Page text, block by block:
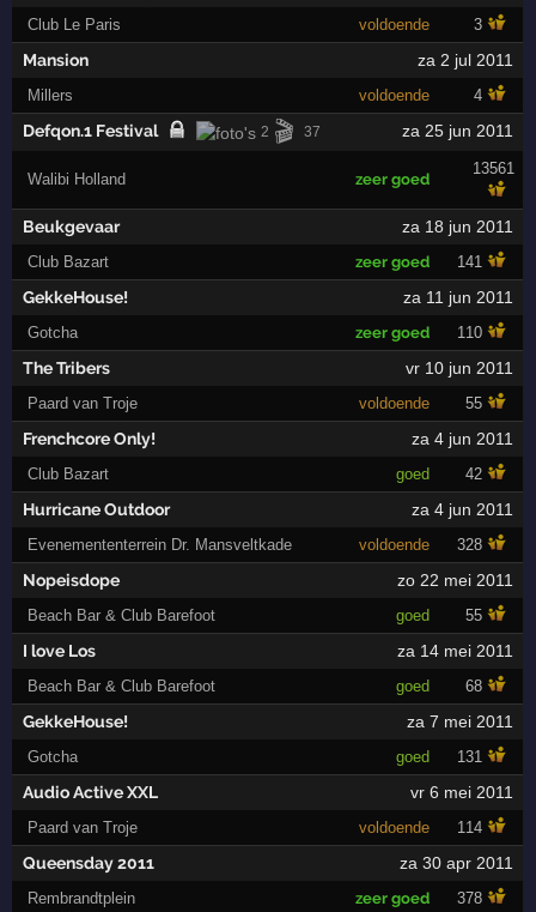
Club Le Paris voldoende 3
Mansion za 2 jul 2011
Millers voldoende 4
Defqon.1 Festival 2 🎬 37 za 25 jun 2011
Walibi Holland zeer goed
13561
Beukgevaar za 18 jun 2011
Club Bazart zeer goed 141
GekkeHouse! za 11 jun 2011
Gotcha zeer goed 110
The Tribers vr 10 jun 2011
Paard van Troje voldoende 55
Frenchcore Only! za 4 jun 2011
Club Bazart goed 42
Hurricane Outdoor za 4 jun 2011
Evenemententerrein Dr. Mansveltkade voldoende 328
Nopeisdope zo 22 mei 2011
Beach Bar & Club Barefoot goed 55
I love Los za 14 mei 2011
Beach Bar & Club Barefoot goed 68
GekkeHouse! za 7 mei 2011
Gotcha goed 131
Audio Active XXL vr 6 mei 2011
Paard van Troje voldoende 114
Queensday 2011 za 30 apr 2011
Rembrandtplein zeer goed 378